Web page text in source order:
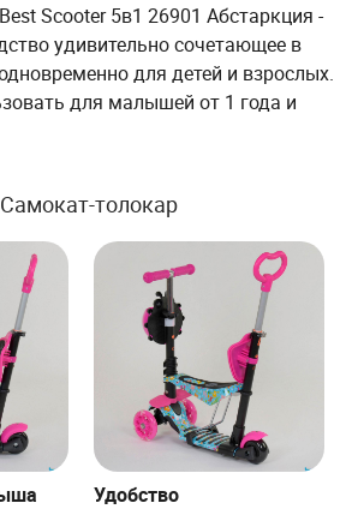
Scooter 5в1 26901 Абстаркция -
удивительно сочетающее в
для детей и взрослых.
для малышей от 1 года и
Самокат-толокар
Удобство